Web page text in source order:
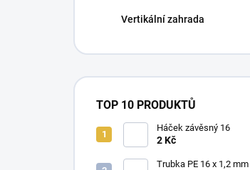
Vertikální zahrada
TOP 10 PRODUKTŮ
Háček závěsný 16
2 Kč
Trubka PE 16 x 1,2 mm